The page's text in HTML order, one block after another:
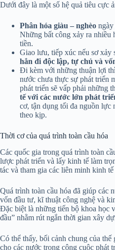
Dưới đây là một số hệ quả tiêu cực
Phân hóa giàu – nghèo ngày
Những bất công xảy ra nhiều
tiền.
Giao lưu, tiếp xúc nếu sơ xảy
hẳn đi độc lập, tự chủ và
Đi kèm với những thuận lợi
nước chưa thực sự phát triển
phát triển sẽ vấp phải những
tế với các nước lớn phát
cơ, tận dụng tối đa nguồn lực
theo kịp.
Thời cơ của quá trình toàn cầu hóa
Các quốc gia trong quá trình toàn
lược phát triển và lấy kinh tế làm
tác và tham gia các liên minh kinh
Quá trình toàn cầu hóa đã giúp các
vốn đầu tư, kĩ thuật công nghệ và
Đặc biệt là những tiến bộ khoa học
đầu” nhằm rút ngắn thời gian xây
Có thể thấy, bối cảnh chung của
cho các nước trong công cuộc phát